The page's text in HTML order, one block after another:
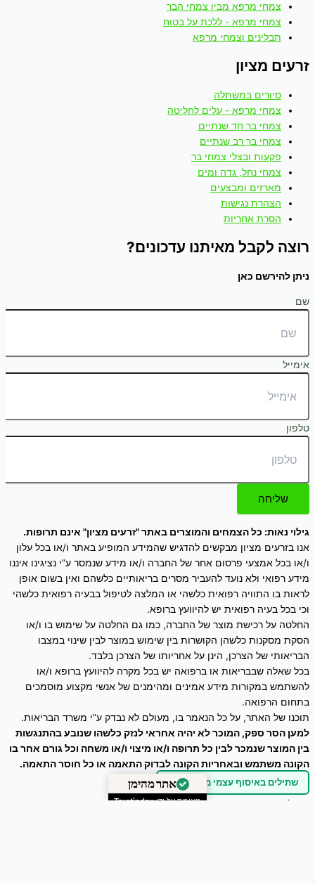
שתילים באיסוף עצמי מהמשתלה
צמחי מרפא מבין צמחי הבר
צמחי מרפא - ללכת על בטוח
תבלינים וצמחי מרפא
זרעים מציון
סיורים במשתלה
צמחי מרפא - עלים לחליטה
צמחי בר חד שנתיים
צמחי בר רב שנתיים
פקעות ובצלי צמחי בר
צמחי נחל, גדה ומים
מארזים ומבצעים
הצהרת נגישות
הסרת אחריות
רוצה לקבל מאיתנו עדכונים?
ניתן להירשם כאן
שם
אימייל
טלפון
שליחה
גילוי נאות: כל הצמחים והמוצרים באתר "זרעים מציון" אינם תרופות.
אנו בזרעים מציון מבקשים להדגיש שהמידע המופיע באתר ו/או בכל עלון
ו/או בכל אמצעי פרסום אחר של החברה ו/או מידע שנמסר ע”י נציגינו איננו
מידע רפואי ולא נועד להעביר מסרים בריאותיים כלשהם ואין בשום אופן
לראות בו התוויה רפואית כלשהי או המלצה לטיפול בבעיה רפואית כלשהי
וכי בכל בעיה רפואית יש להיוועץ ברופא.
החלטה על רכישת מוצר של החברה, כמו גם החלטה על שימוש בו ו/או
הסקת מסקנות כלשהן הקושרות בין שימוש במוצר לבין שינוי במצבו
הבריאותי של הצרכן, הינן על אחריותו של הצרכן בלבד.
בכל שאלה שבבריאות או ברפואה יש בכל מקרה להיוועץ ברופא ו/או
להשתמש במקורות מידע אמינים ומהימנים של אנשי מקצוע מוסמכים
בתחום הרפואה.
תוכנו של האתר, על כל הנאמר בו, מעולם לא נבדק ע”י משרד הבריאות.
למען הסר ספק, המוכר לא יהיה אחראי לנזק כלשהו שנובע בהתנגשות
בין המוצר שנמכר לבין כל תרופה ו/או מיצוי ו/או משחה וכל גורם אחר בו
הקונה משתמש ובאחריות הקונה לבדוק התאמה או כל חוסר התאמה.
כל הזכויות שמורות © 2026
זרעים מציון
ניהול אתר – עיצוב ושיווק דיגיטלי :Webeing Digital
אתר מהימן